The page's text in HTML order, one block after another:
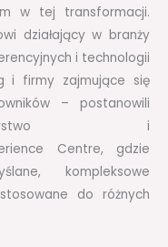
w tej transformacji.
działający w branży
i technologii
i firmy zajmujące się
– postanowili
i
Centre, gdzie
kompleksowe
do różnych